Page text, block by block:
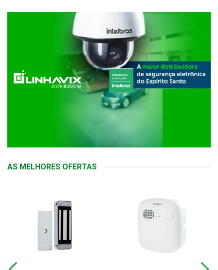
AS MELHORES OFERTAS